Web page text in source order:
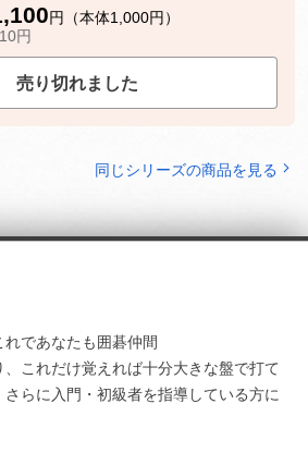
円（本体1,000円）
円
売り切れました
同じシリーズの商品を見る
であなたも囲碁仲間
これだけ覚えれば十分大きな盤で打て
らに入門・初級者を指導している方に